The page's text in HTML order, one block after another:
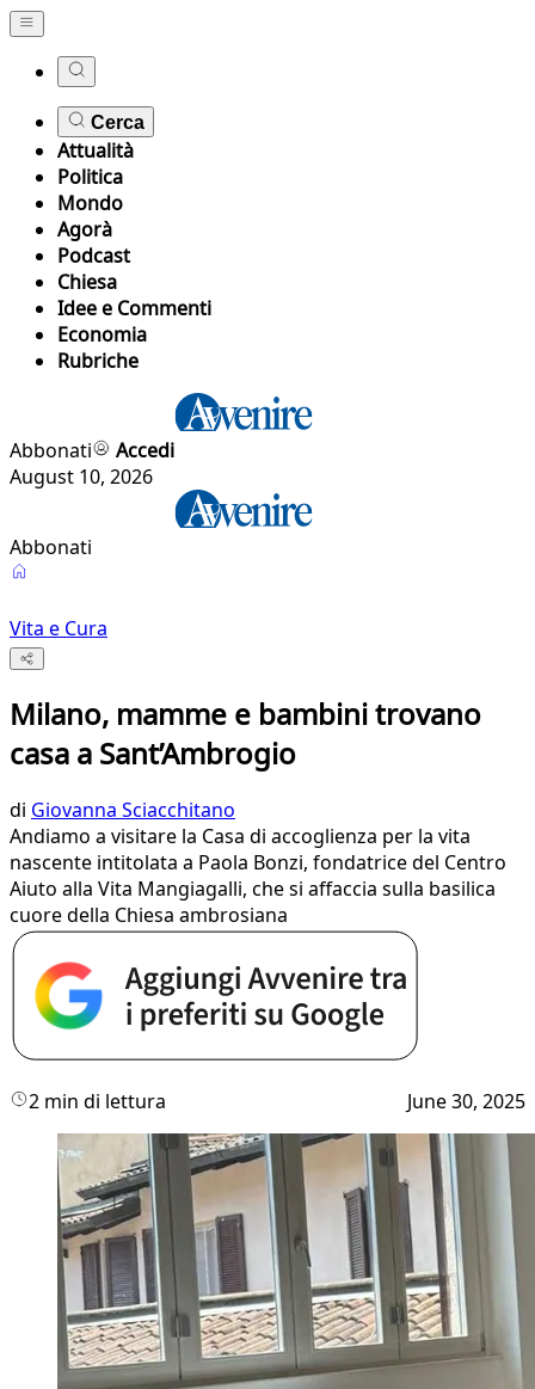
Cerca
Attualità
Politica
Mondo
Agorà
Podcast
Chiesa
Idee e Commenti
Economia
Rubriche
Abbonati
Accedi
August 10, 2026
Abbonati
Vita e Cura
Milano, mamme e bambini trovano
casa a Sant’Ambrogio
di Giovanna Sciacchitano
Andiamo a visitare la Casa di accoglienza per la vita
nascente intitolata a Paola Bonzi, fondatrice del Centro
Aiuto alla Vita Mangiagalli, che si affaccia sulla basilica
cuore della Chiesa ambrosiana
2 min di lettura June 30, 2025